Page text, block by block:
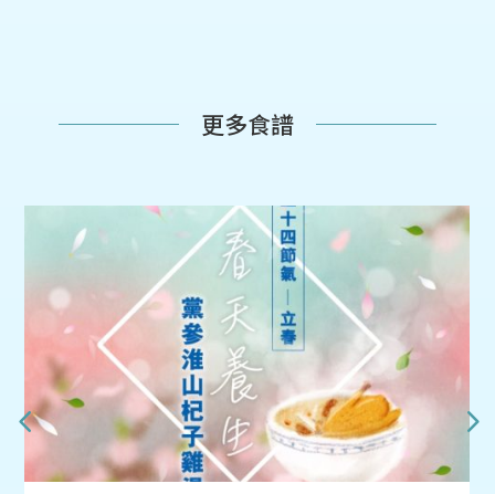
更多食譜